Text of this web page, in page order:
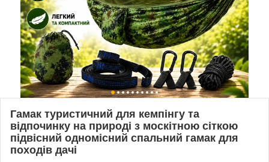
Гамак туристичний для кемпінгу та
відпочинку на природі з москітною сіткою
підвісний одномісний спальний гамак для
походів дачі